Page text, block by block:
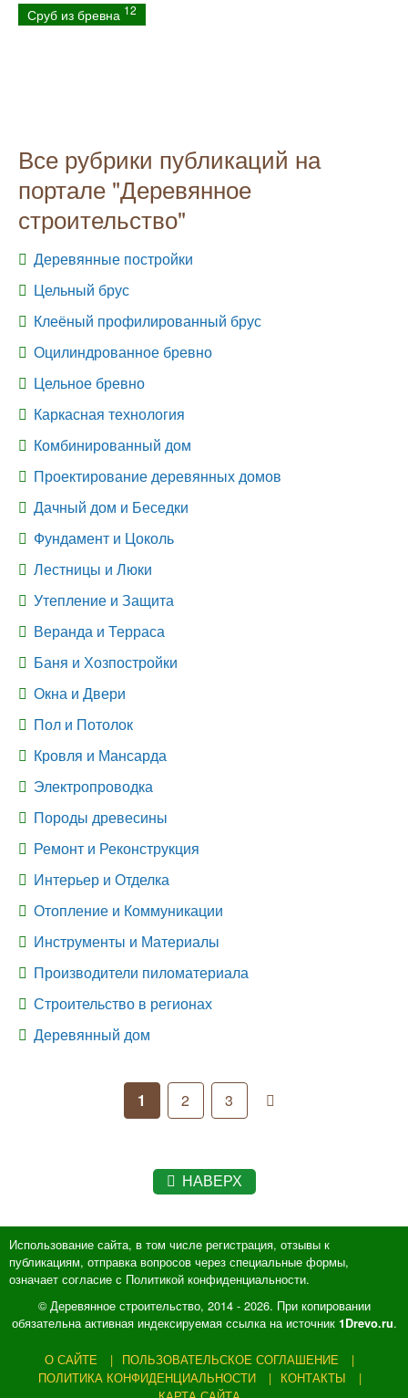
Сруб из бревна 12
Все рубрики публикаций на
портале "Деревянное
строительство"
Деревянные постройки
Цельный брус
Клеёный профилированный брус
Оцилиндрованное бревно
Цельное бревно
Каркасная технология
Комбинированный дом
Проектирование деревянных домов
Дачный дом и Беседки
Фундамент и Цоколь
Лестницы и Люки
Утепление и Защита
Веранда и Терраса
Баня и Хозпостройки
Окна и Двери
Пол и Потолок
Кровля и Мансарда
Электропроводка
Породы древесины
Ремонт и Реконструкция
Интерьер и Отделка
Отопление и Коммуникации
Инструменты и Материалы
Производители пиломатериала
Строительство в регионах
Деревянный дом
1 2 3
НАВЕРХ
Использование сайта, в том числе регистрация, отзывы к
публикациям, отправка вопросов через специальные формы,
означает согласие с Политикой конфиденциальности.
© Деревянное строительство, 2014 - 2026. При копировании
обязательна активная индексируемая ссылка на источник 1Drevo.ru.
О САЙТЕ
ПОЛЬЗОВАТЕЛЬСКОЕ СОГЛАШЕНИЕ
ПОЛИТИКА КОНФИДЕНЦИАЛЬНОСТИ
КОНТАКТЫ